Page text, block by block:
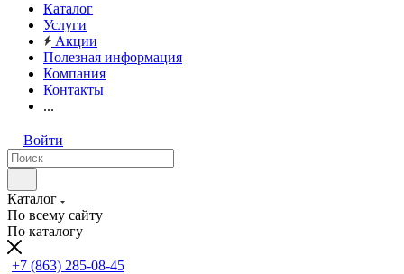
Каталог
Услуги
Акции
Полезная информация
Компания
Контакты
...
Войти
Каталог
По всему сайту
По каталогу
+7 (863) 285-08-45